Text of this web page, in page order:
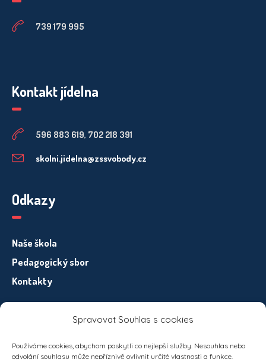
Spravovat Souhlas s cookies
Používáme cookies, abychom poskytli co nejlepší služby. Nesouhlas nebo
odvolání souhlasu může nepříznivě ovlivnit určité vlastnosti a funkce.
739 179 995
Kontakt jídelna
596 883 619, 702 218 391
skolni.jidelna@zssvobody.cz
Odkazy
Naše škola
Pedagogický sbor
Kontakty
Informace pro subjekty osobních údajů – GDPR